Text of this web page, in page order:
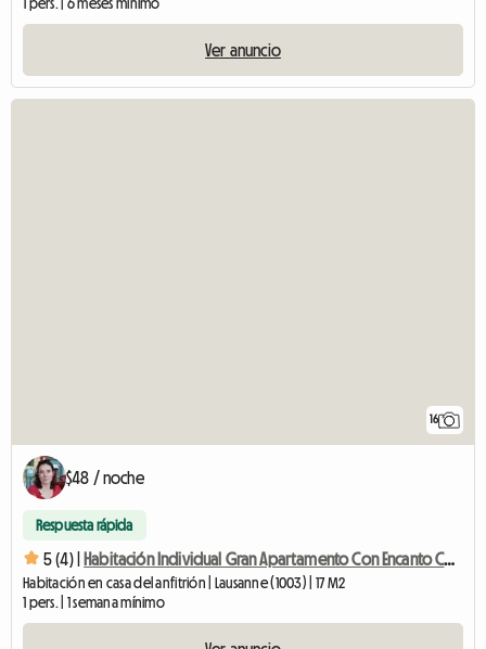
Ver anuncio
16
$48 / noche
Respuesta rápida
5 (4) | Habitación Individual Gran Apartamento Con Encanto Centro De Lausana
Habitación en casa del anfitrión | Lausanne (1003) | 17 M2
1 pers. | 1 semana mínimo